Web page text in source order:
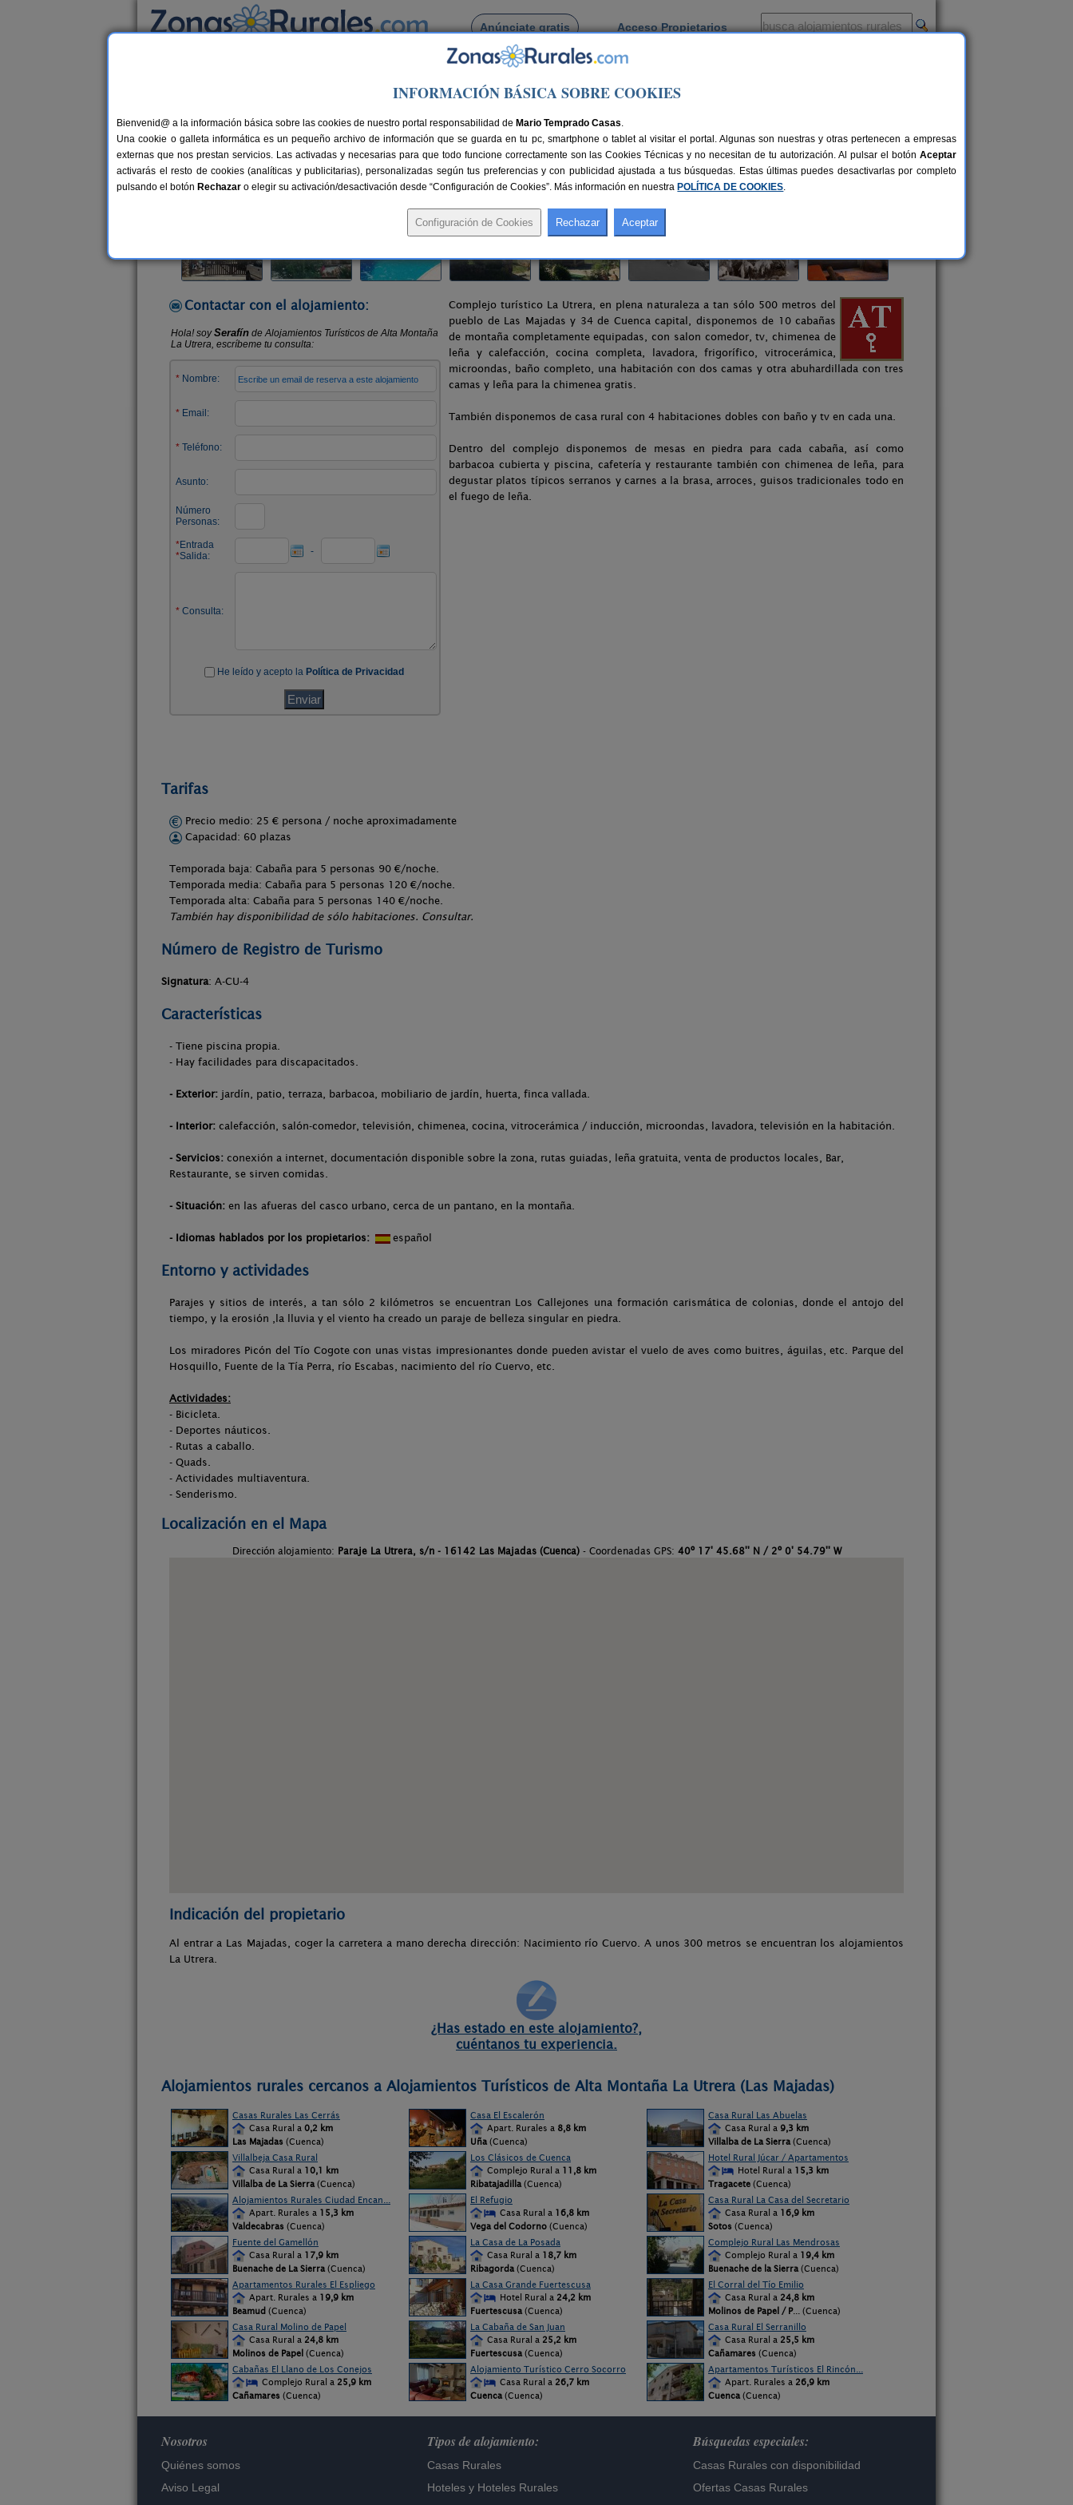
Anúnciate gratis Acceso Propietarios
Busca por pueblo
Las Majadas> Alojamientos Turísticos de Alta Montaña La Utrera
Alojamientos Turísticos de Alta Montaña La Utrera
Complejo Rural en Las Majadas (Cuenca)
Alquiler completo y por habitaciones 60 plazas 34 km de Cuenca Compartir:
Contactar con el alojamiento:
Complejo turístico La Utrera, en plena naturaleza a tan sólo 500 metros del
pueblo de Las Majadas y 34 de Cuenca capital, disponemos de 10 cabañas
de montaña completamente equipadas, con salon comedor, tv, chimenea de
leña y calefacción, cocina completa, lavadora, frigorífico, vitrocerámica,
microondas, baño completo, una habitación con dos camas y otra abuhardillada con tres
camas y leña para la chimenea gratis.
También disponemos de casa rural con 4 habitaciones dobles con baño y tv en cada una.
Dentro del complejo disponemos de mesas en piedra para cada cabaña, así como
barbacoa cubierta y piscina, cafetería y restaurante también con chimenea de leña, para
degustar platos típicos serranos y carnes a la brasa, arroces, guisos tradicionales todo en
el fuego de leña.
Tarifas
Precio medio: 25 € persona / noche aproximadamente
Capacidad: 60 plazas
Temporada baja: Cabaña para 5 personas 90 €/noche.
Temporada media: Cabaña para 5 personas 120 €/noche.
Temporada alta: Cabaña para 5 personas 140 €/noche.
También hay disponibilidad de sólo habitaciones. Consultar.
Número de Registro de Turismo
Signatura: A-CU-4
Características
- Tiene piscina propia.
- Hay facilidades para discapacitados.
- Exterior: jardín, patio, terraza, barbacoa, mobiliario de jardín, huerta, finca vallada.
- Interior: calefacción, salón-comedor, televisión, chimenea, cocina, vitrocerámica / inducción, microondas, lavadora, televisión en la habitación.
- Servicios: conexión a internet, documentación disponible sobre la zona, rutas guiadas, leña gratuita, venta de productos locales, Bar,
Restaurante, se sirven comidas.
- Situación: en las afueras del casco urbano, cerca de un pantano, en la montaña.
- Idiomas hablados por los propietarios: español
Entorno y actividades
Parajes y sitios de interés, a tan sólo 2 kilómetros se encuentran Los Callejones una formación carismática de colonias, donde el antojo del
tiempo, y la erosión ,la lluvia y el viento ha creado un paraje de belleza singular en piedra.
Los miradores Picón del Tío Cogote con unas vistas impresionantes donde pueden avistar el vuelo de aves como buitres, águilas, etc. Parque del
Hosquillo, Fuente de la Tía Perra, río Escabas, nacimiento del río Cuervo, etc.
Actividades:
- Bicicleta.
- Deportes náuticos.
- Rutas a caballo.
- Quads.
- Actividades multiaventura.
- Senderismo.
Localización en el Mapa
Dirección alojamiento: Paraje La Utrera, s/n - 16142 Las Majadas (Cuenca)- Coordenadas GPS: 40º 17' 45.68'' N / 2º 0' 54.79'' W
Indicación del propietario
Al entrar a Las Majadas, coger la carretera a mano derecha dirección: Nacimiento río Cuervo. A unos 300 metros se encuentran los alojamientos
La Utrera.
¿Has estado en este alojamiento?,
cuéntanos tu experiencia.
Alojamientos rurales cercanos a Alojamientos Turísticos de Alta Montaña La Utrera (Las Majadas)
Casas Rurales Las Cerrás
Casa Rural a 0,2 km
Las Majadas (Cuenca)
Casa El Escalerón
Apart. Rurales a 8,8 km
Uña (Cuenca)
Casa Rural Las Abuelas
Casa Rural a 9,3 km
Villalba de La Sierra (Cuenca)
Villalbeja Casa Rural
Casa Rural a 10,1 km
Villalba de La Sierra (Cuenca)
Los Clásicos de Cuenca
Complejo Rural a 11,8 km
Ribatajadilla (Cuenca)
Hotel Rural Júcar / Apartamentos
Hotel Rural a 15,3 km
Tragacete (Cuenca)
Alojamientos Rurales Ciudad Encan...
Apart. Rurales a 15,3 km
Valdecabras (Cuenca)
El Refugio
Casa Rural a 16,8 km
Vega del Codorno (Cuenca)
Casa Rural La Casa del Secretario
Casa Rural a 16,9 km
Sotos (Cuenca)
Fuente del Gamellón
Casa Rural a 17,9 km
Buenache de La Sierra (Cuenca)
La Casa de La Posada
Casa Rural a 18,7 km
Ribagorda (Cuenca)
Complejo Rural Las Mendrosas
Complejo Rural a 19,4 km
Buenache de la Sierra (Cuenca)
Apartamentos Rurales El Espliego
Apart. Rurales a 19,9 km
Beamud (Cuenca)
La Casa Grande Fuertescusa
Hotel Rural a 24,2 km
Fuertescusa (Cuenca)
El Corral del Tío Emilio
Casa Rural a 24,8 km
Molinos de Papel / P... (Cuenca)
Casa Rural Molino de Papel
Casa Rural a 24,8 km
Molinos de Papel (Cuenca)
La Cabaña de San Juan
Casa Rural a 25,2 km
Fuertescusa (Cuenca)
Casa Rural El Serranillo
Casa Rural a 25,5 km
Cañamares (Cuenca)
Cabañas El Llano de Los Conejos
Complejo Rural a 25,9 km
Cañamares (Cuenca)
Alojamiento Turístico Cerro Socorro
Casa Rural a 26,7 km
Cuenca (Cuenca)
Apartamentos Turísticos El Rincón...
Apart. Rurales a 26,9 km
Cuenca (Cuenca)
Nosotros
Quiénes somos
Aviso Legal
Tipos de alojamiento:
Casas Rurales
Hoteles y Hoteles Rurales
Búsquedas especiales:
Casas Rurales con disponibilidad
Ofertas Casas Rurales
INFORMACIÓN BÁSICA SOBRE COOKIES
Bienvenid@ a la información básica sobre las cookies de nuestro portal responsabilidad de Mario Temprado Casas.
Una cookie o galleta informática es un pequeño archivo de información que se guarda en tu pc, smartphone o tablet al visitar el portal. Algunas son nuestras y otras pertenecen a empresas
externas que nos prestan servicios. Las activadas y necesarias para que todo funcione correctamente son las Cookies Técnicas y no necesitan de tu autorización. Al pulsar el botón Aceptar
activarás el resto de cookies (analíticas y publicitarias), personalizadas según tus preferencias y con publicidad ajustada a tus búsquedas. Estas últimas puedes desactivarlas por completo
pulsando el botón Rechazar o elegir su activación/desactivación desde “Configuración de Cookies”. Más información en nuestra POLÍTICA DE COOKIES.